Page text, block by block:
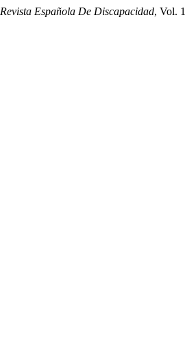
Revista Española De Discapacidad, Vol.